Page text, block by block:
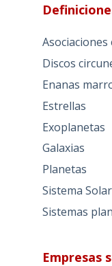
Asociaciones
Discos
Enanas
Estrellas
Exoplanetas
Galaxias
Planetas
Sistema Solar
Sistemas
Empresas